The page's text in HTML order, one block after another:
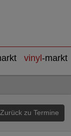
vinyl -markt
Zurück zu Termine